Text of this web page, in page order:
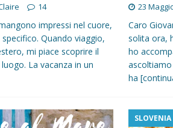
IN SICILIA
2022 ] Cosa fare in Sicilia con i bambini:
IN SICILIA
14
impressi nel cuore,
Quando viaggio,
mi piace scoprire il
La vacanza in un
23
Caro
solita ora,
ho
ha
SLOVENIA